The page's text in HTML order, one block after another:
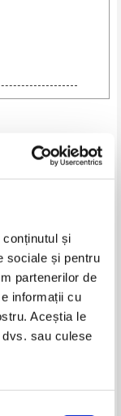
și
sociale și pentru
partenerilor de
informații cu
Aceștia le
sau culese
-35%
- Inima de raze